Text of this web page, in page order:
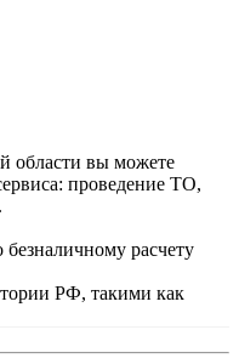
области вы можете
проведение ТО,
расчету
РФ, такими как